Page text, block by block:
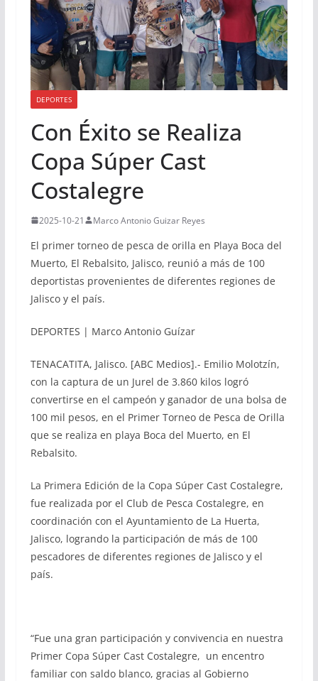
DEPORTES
Con Éxito se Realiza
Copa Súper Cast
Costalegre
2025-10-21 Marco Antonio Guizar Reyes
El primer torneo de pesca de orilla en Playa Boca del
Muerto, El Rebalsito, Jalisco, reunió a más de 100
deportistas provenientes de diferentes regiones de
Jalisco y el país.
DEPORTES | Marco Antonio Guízar
TENACATITA, Jalisco. [ABC Medios].- Emilio Molotzín,
con la captura de un Jurel de 3.860 kilos logró
convertirse en el campeón y ganador de una bolsa de
100 mil pesos, en el Primer Torneo de Pesca de Orilla
que se realiza en playa Boca del Muerto, en El
Rebalsito.
La Primera Edición de la Copa Súper Cast Costalegre,
fue realizada por el Club de Pesca Costalegre, en
coordinación con el Ayuntamiento de La Huerta,
Jalisco, logrando la participación de más de 100
pescadores de diferentes regiones de Jalisco y el
país.
“Fue una gran participación y convivencia en nuestra
Primer Copa Súper Cast Costalegre, un encentro
familiar con saldo blanco, gracias al Gobierno